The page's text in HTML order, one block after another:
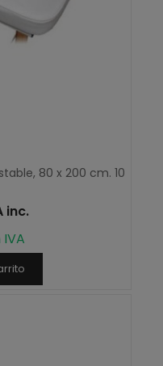
80 x 200 cm. 10
inc.